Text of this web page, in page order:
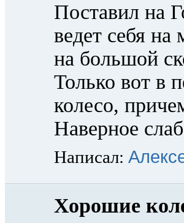
Поставил на
ведет себя
на большой
Только вот в
колесо,
Наверное
Написал:
Хорошие